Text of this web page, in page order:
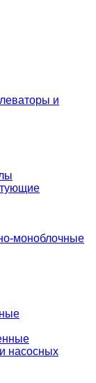
и
моноблочные
насосных